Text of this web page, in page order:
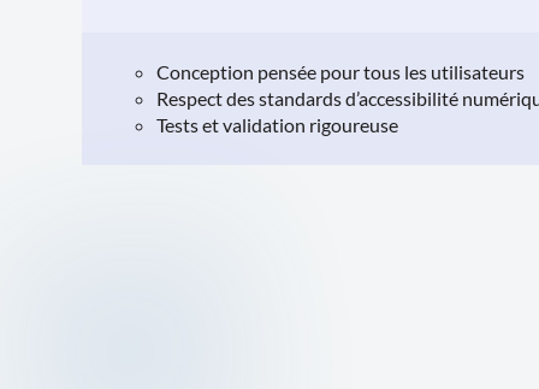
Conception pensée pour tous les utilisateurs
Respect des standards d’accessibilité
Tests et validation rigoureuse